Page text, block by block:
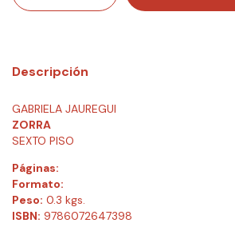
Descripción
GABRIELA JAUREGUI
ZORRA
SEXTO PISO
Páginas:
Formato:
Peso: 0.3 kgs.
ISBN: 9786072647398